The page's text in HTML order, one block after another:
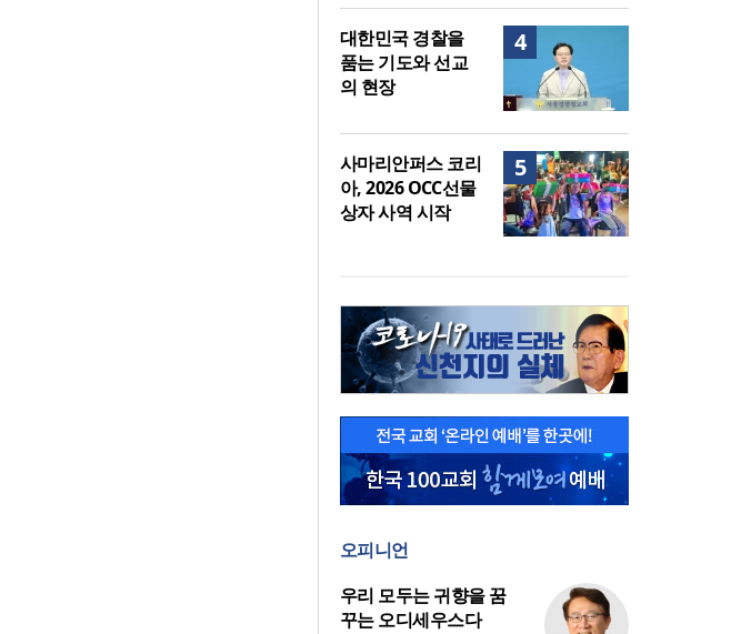
4
대한민국 경찰을
품는 기도와 선교
의 현장
5
사마리안퍼스 코리
아, 2026 OCC선물
상자 사역 시작
오피니언
우리 모두는 귀향을 꿈
꾸는 오디세우스다